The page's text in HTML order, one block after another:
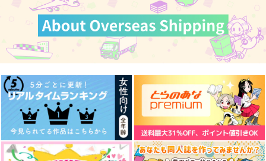
1,100円（税込）
影山飛雄×日向翔陽
サンプル
作品詳細
影山飛雄×日向翔陽
サンプル
作品詳細
645
影山飛雄×日向翔陽
サンプル
作品詳細
カート